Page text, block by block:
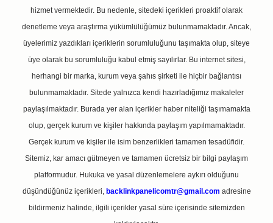
hizmet vermektedir. Bu nedenle, sitedeki içerikleri proaktif olarak
denetleme veya araştırma yükümlülüğümüz bulunmamaktadır. Ancak,
üyelerimiz yazdıkları içeriklerin sorumluluğunu taşımakta olup, siteye
üye olarak bu sorumluluğu kabul etmiş sayılırlar. Bu internet sitesi,
herhangi bir marka, kurum veya şahıs şirketi ile hiçbir bağlantısı
bulunmamaktadır. Sitede yalnızca kendi hazırladığımız makaleler
paylaşılmaktadır. Burada yer alan içerikler haber niteliği taşımamakta
olup, gerçek kurum ve kişiler hakkında paylaşım yapılmamaktadır.
Gerçek kurum ve kişiler ile isim benzerlikleri tamamen tesadüfidir.
Sitemiz, kar amacı gütmeyen ve tamamen ücretsiz bir bilgi paylaşım
platformudur. Hukuka ve yasal düzenlemelere aykırı olduğunu
düşündüğünüz içerikleri, backlinkpanelicomtr@gmail.com adresine
bildirmeniz halinde, ilgili içerikler yasal süre içerisinde sitemizden